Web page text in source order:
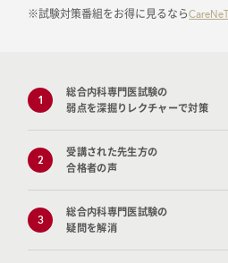
※試験対策番組をお得に見るなら
1
総合内科専門医試験の
弱点を深掘りレクチャーで対策
2
受講された先生方の
合格者の声
3
総合内科専門医試験の
疑問を解消